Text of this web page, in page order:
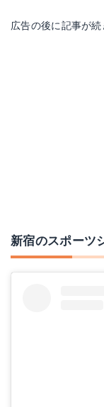
広告の後に記事が続
新宿のスポーツ